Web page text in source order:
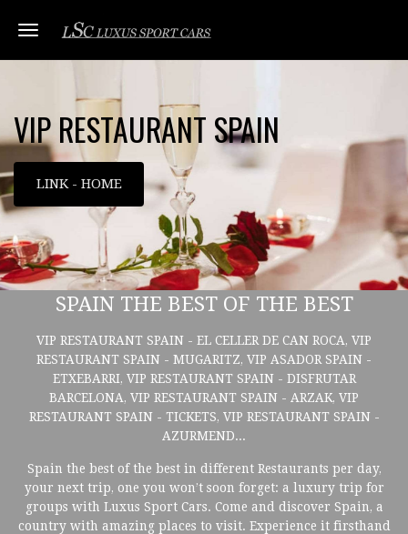
Toggle navigation
VIP RESTAURANT SPAIN
LINK - HOME
SPAIN THE BEST OF THE BEST
VIP RESTAURANT SPAIN - EL CELLER DE CAN ROCA, VIP
RESTAURANT SPAIN - MUGARITZ, VIP ASADOR SPAIN -
ETXEBARRI, VIP RESTAURANT SPAIN - DISFRUTAR
BARCELONA, VIP RESTAURANT SPAIN - ARZAK, VIP
RESTAURANT SPAIN - TICKETS, VIP RESTAURANT SPAIN -
AZURMEND...
Spain the best of the best in different Restaurants per day,
your next trip, one you won’t soon forget: a luxury trip for
groups with Luxus Sport Cars. Come and discover Spain, a
country with amazing places to visit. Experience it firsthand